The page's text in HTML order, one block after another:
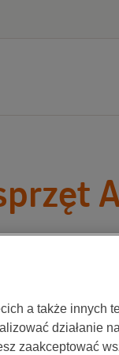
jedno z
a także innych
działanie
zaakceptować